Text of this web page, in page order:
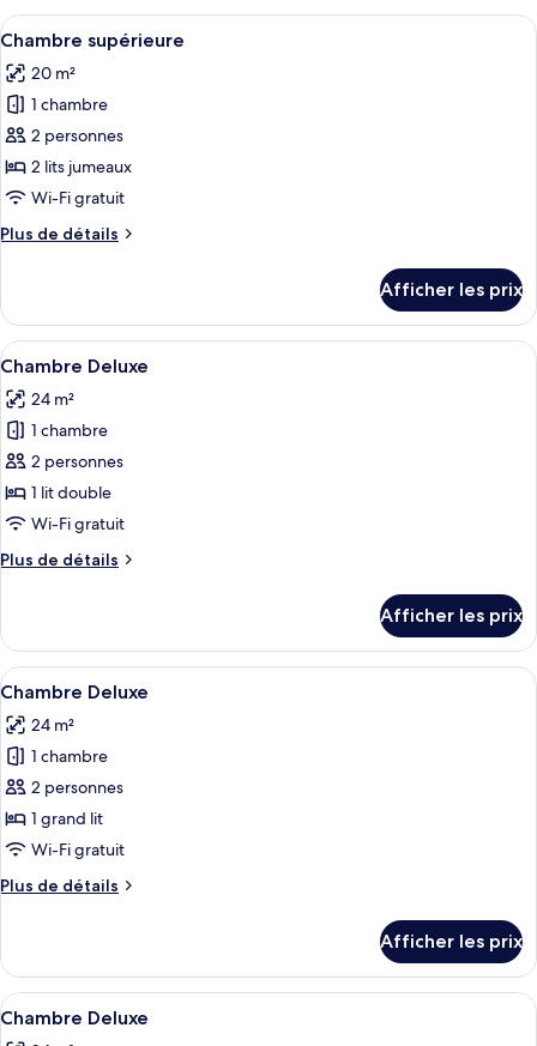
supérieure
Afficher
toutes
les
photos
pour
ce
type
chambre :
Une chambre d’hôtel avec deux lits,
2
Chambre supérieure
20 m²
1 chambre
2 personnes
2 lits jumeaux
Wi-Fi gratuit
Plus de détails
Plus
Chambre
supérieure
Afficher les prix
Afficher
toutes
les
photos
pour
ce
type
chambre :
Une chambre d’hôtel avec un lit, un
2
Chambre Deluxe
24 m²
1 chambre
2 personnes
1 lit double
Wi-Fi gratuit
Plus de détails
Plus
Chambre
Deluxe
Afficher les prix
Afficher
toutes
les
photos
pour
ce
type
chambre :
Une chambre d’hôtel moderne
2
Chambre Deluxe
24 m²
1 chambre
2 personnes
1 grand lit
Wi-Fi gratuit
Plus de détails
Plus
Chambre
Deluxe
Afficher les prix
Afficher
toutes
Une chambre d’hôtel avec deux lits,
2
Chambre Deluxe